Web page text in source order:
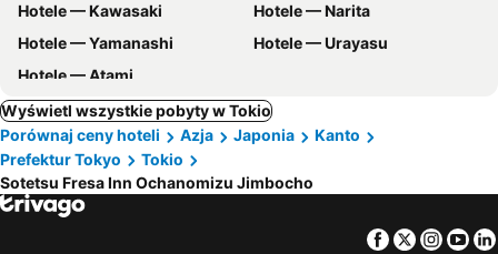
Hotele — Kawasaki
Hotele — Narita
Hotele — Yamanashi
Hotele — Urayasu
Hotele — Atami
Wyświetl wszystkie pobyty w Tokio
Porównaj ceny hoteli
Azja Japonia
Kanto
Prefektur Tokyo
Tokio
Sotetsu Fresa Inn Ochanomizu Jimbocho
Facebook
Twitter